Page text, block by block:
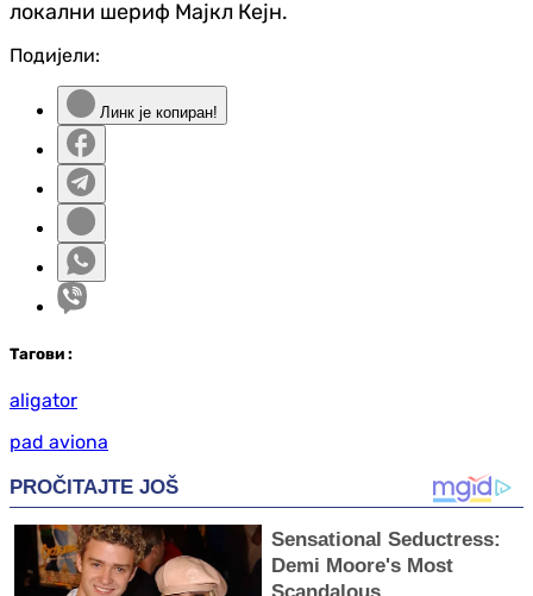
локални шериф Мајкл Кејн.
Подијели:
Линк је копиран!
Тагови :
aligator
pad aviona